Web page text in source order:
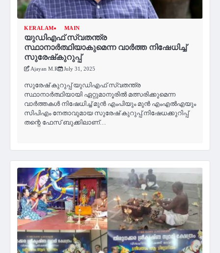
KERALAM MAIN
യുഡിഎഫ് സ്വതന്ത്ര
സ്ഥാനാർത്ഥിയാകുമെന്ന വാർത്ത നിഷേധിച്ച്
സുരേഷ്‌കുറുപ്പ്
Ajayan M.R July 31, 2025
സുരേഷ് കുറുപ്പ് യുഡിഎഫ് സ്വതന്ത്ര
സ്ഥാനാർത്ഥിയായി ഏറ്റുമാനൂരിൽ മത്സരിക്കുമെന്ന
വാർത്തകൾ നിഷേധിച്ച് മുൻ എംപിയും മുൻ എംഎൽഎയും
സിപിഎം നേതാവുമായ സുരേഷ് കുറുപ്പ്.നിഷേധക്കുറിപ്പ്
തന്റെ ഫേസ് ബുക്കിലാണ്…